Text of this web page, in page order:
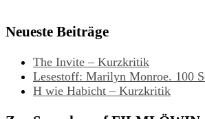
Neueste Beiträge
The Invite – Kurzkritik
Lesestoff: Marilyn Monroe. 100
H wie Habicht – Kurzkritik